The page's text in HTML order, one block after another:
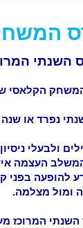
השנתי
הקלאסי
נפרד או
ולבעלי
העצמה
להופעה בפני
ומול מצלמה.
השנתי המרוכז